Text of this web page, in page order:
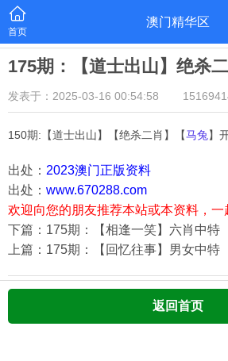
首页
澳门精华区
175期：【道士出山】绝杀
发表于：2025-03-16 00:54:58
150期:【道士出山】【绝杀二肖】【马兔 】
出处： 2023澳门正版资料
出处： www.670288.com
欢迎向您的朋友推荐本站或本资料，一
下篇：175期：【相逢一笑】六肖中特
上篇：175期：【回忆往事】男女中特
返回首页